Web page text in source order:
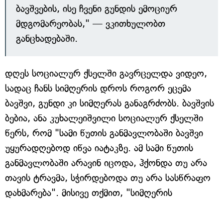
ბავშვების, ისე ჩვენი გუნდის ემოციურ
მდგომარეობას," — ვკითხულობთ
განცხადებაში.
დღეს სოციალურ ქსელში გავრცელდა ვიდეო,
სადაც ჩანს სიმღერის დროს როგორ ეცემა
ბავშვი, გუნდი კი სიმღერას განაგრძობს. ბავშვის
ბებია, ანა კუხალეიშვილი სოციალურ ქსელში
წერს, რომ "სამი წუთის განმავლობაში ბავშვი
უყურადღებოდ იწვა იატაკზე. ამ სამი წუთის
განმავლობაში არავინ იცოდა, ჰქონდა თუ არა
თავის ტრავმა, სჭირდებოდა თუ არა სასწრაფო
დახმარება". მისივე თქმით, "სიმღერის